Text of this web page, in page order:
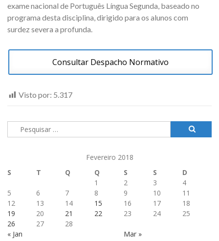
exame nacional de Português Língua Segunda, baseado no
programa desta disciplina, dirigido para os alunos com
surdez severa a profunda.
Consultar Despacho Normativo
Visto por: 5.317
Pesquisar
por:
Fevereiro 2018
S
T Q Q S S D
« Jan Mar »
1 2 3
4
5
6 7 8 9 10
11
12
13 14 15 16 17
18
19
20 21 22 23 24
25
26
27 28